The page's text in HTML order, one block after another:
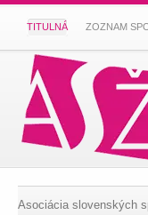
TITULNÁ ZOZNAM
Asociácia slovenských